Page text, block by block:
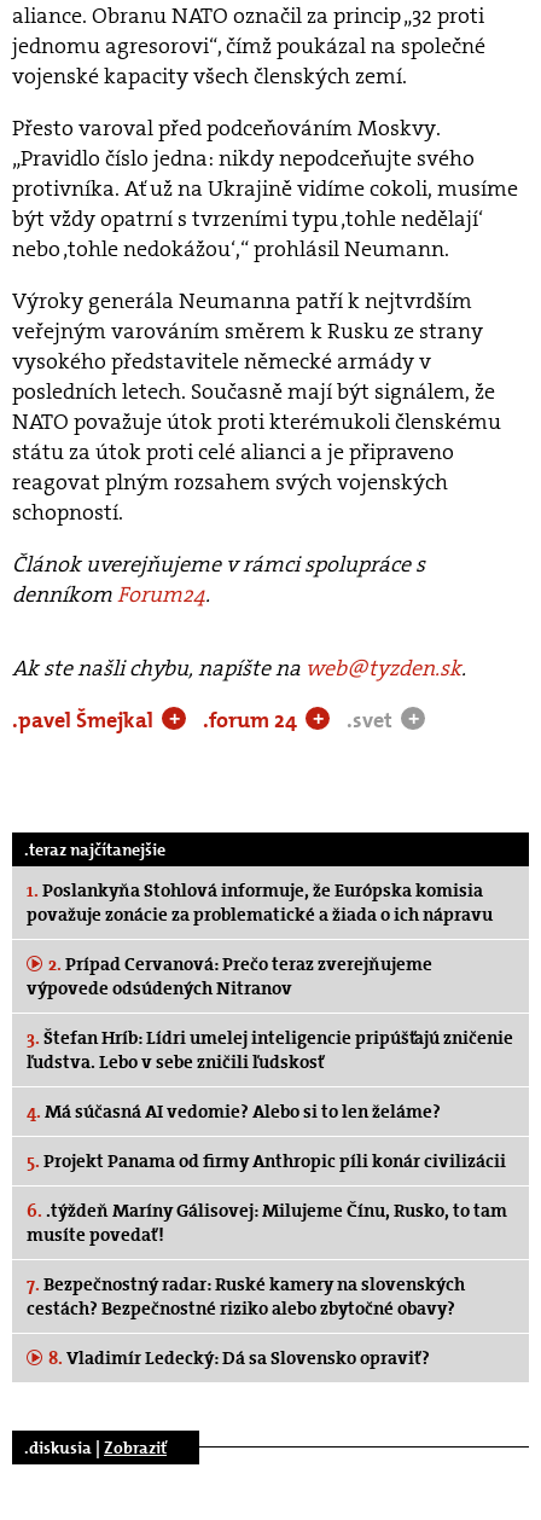
aliance. Obranu NATO označil za princip „32 proti
jednomu agresorovi“, čímž poukázal na společné
vojenské kapacity všech členských zemí.
Přesto varoval před podceňováním Moskvy.
„Pravidlo číslo jedna: nikdy nepodceňujte svého
protivníka. Ať už na Ukrajině vidíme cokoli, musíme
být vždy opatrní s tvrzeními typu ‚tohle nedělají‘
nebo ‚tohle nedokážou‘,“ prohlásil Neumann.
Výroky generála Neumanna patří k nejtvrdším
veřejným varováním směrem k Rusku ze strany
vysokého představitele německé armády v
posledních letech. Současně mají být signálem, že
NATO považuje útok proti kterémukoli členskému
státu za útok proti celé alianci a je připraveno
reagovat plným rozsahem svých vojenských
schopností.
Článok uverejňujeme v rámci spolupráce s
denníkomForum24.
Ak ste našli chybu, napíšte na web@tyzden.sk.
.pavel Šmejkal
+ .forum 24 + .svet +
.teraz najčítanejšie
1. Poslankyňa Stohlová informuje, že Európska komisia
považuje zonácie za problematické a žiada o ich nápravu
2. Prípad Cervanová: Prečo teraz zverejňujeme
výpovede odsúdených Nitranov
3. Štefan Hríb: Lídri umelej inteligencie pripúšťajú zničenie
ľudstva. Lebo v sebe zničili ľudskosť
4. Má súčasná AI vedomie? Alebo si to len želáme?
5. Projekt Panama od firmy Anthropic píli konár civilizácii
6. .týždeň Maríny Gálisovej: Milujeme Čínu, Rusko, to tam
musíte povedať!
7. Bezpečnostný radar: Ruské kamery na slovenských
cestách? Bezpečnostné riziko alebo zbytočné obavy?
8. Vladimír Ledecký: Dá sa Slovensko opraviť?
.diskusia | Zobraziť